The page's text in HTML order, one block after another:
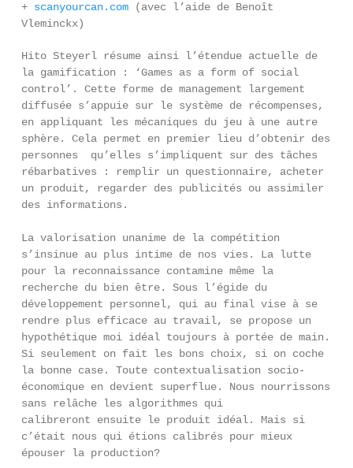
+ scanyourcan.com (avec l’aide de Benoît
Vleminckx)
Hito Steyerl résume ainsi l’étendue actuelle de
la gamification : ‘Games as a form of social
control’. Cette forme de management largement
diffusée s’appuie sur le système de récompenses,
en appliquant les mécaniques du jeu à une autre
sphère. Cela permet en premier lieu d’obtenir des
personnes qu’elles s’impliquent sur des tâches
rébarbatives : remplir un questionnaire, acheter
un produit, regarder des publicités ou assimiler
des informations.
La valorisation unanime de la compétition
s’insinue au plus intime de nos vies. La lutte
pour la reconnaissance contamine même la
recherche du bien être. Sous l’égide du
développement personnel, qui au final vise à se
rendre plus efficace au travail, se propose un
hypothétique moi idéal toujours à portée de main.
Si seulement on fait les bons choix, si on coche
la bonne case. Toute contextualisation socio-
économique en devient superflue. Nous nourrissons
sans relâche les algorithmes qui
calibreront ensuite le produit idéal. Mais si
c’était nous qui étions calibrés pour mieux
épouser la production?